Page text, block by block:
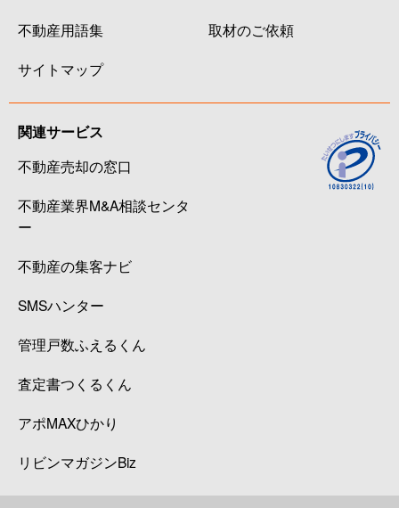
不動産用語集
サイトマップ
取材のご依頼
関連サービス
不動産売却の窓口
不動産業界M&A相談センタ
ー
不動産の集客ナビ
SMSハンター
管理戸数ふえるくん
査定書つくるくん
アポMAXひかり
リビンマガジンBiz